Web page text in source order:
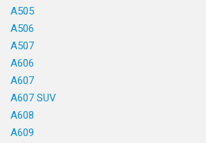
A505
A506
A507
A606
A607
A607 SUV
A608
A609